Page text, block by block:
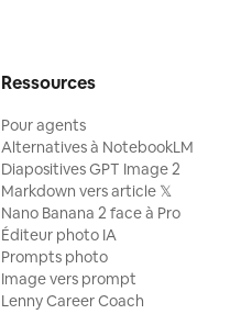
Ressources
Pour agents
Alternatives à NotebookLM
Diapositives GPT Image 2
Markdown vers article 𝕏
Nano Banana 2 face à Pro
Éditeur photo IA
Prompts photo
Image vers prompt
Lenny Career Coach